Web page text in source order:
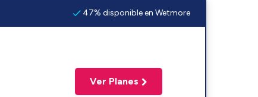
47% disponible en Wetmore
Ver Planes